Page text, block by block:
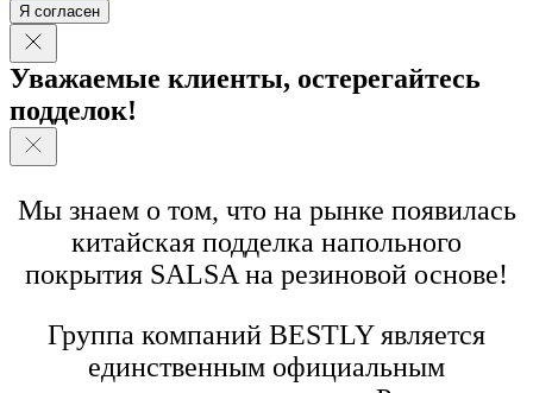
Я согласен
Уважаемые клиенты, остерегайтесь
подделок!
Мы знаем о том, что на рынке появилась
китайская подделка напольного
покрытия SALSA на резиновой основе!
Группа компаний BESTLY является
единственным официальным